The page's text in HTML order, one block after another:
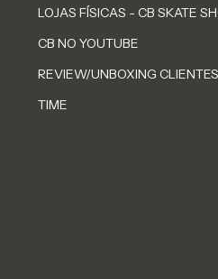
LOJAS FÍSICAS - CB SKATE
CB NO YOUTUBE
REVIEW/UNBOXING CLIENTES
TIME